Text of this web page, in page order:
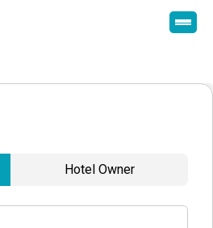
Hotel Owner